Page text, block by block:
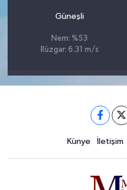
Güneşli
Nem: %53
Rüzgar: 6.31 m/s
Künye İletişim